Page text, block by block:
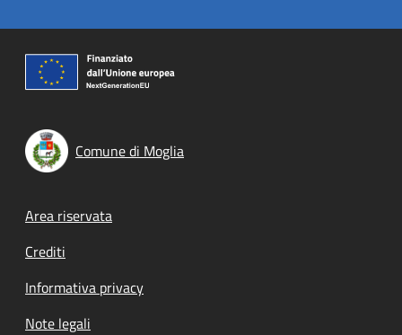
Comune di Moglia
Footer menu
Area riservata
Crediti
Informativa privacy
Note legali